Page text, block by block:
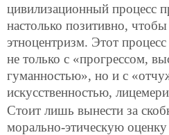
цивилизационный процесс
настолько позитивно,
этноцентризм. Этот
не только с «прогрессом,
гуманностью», но и с
искусственностью,
Стоит лишь вынести за
морально-этическую оценку